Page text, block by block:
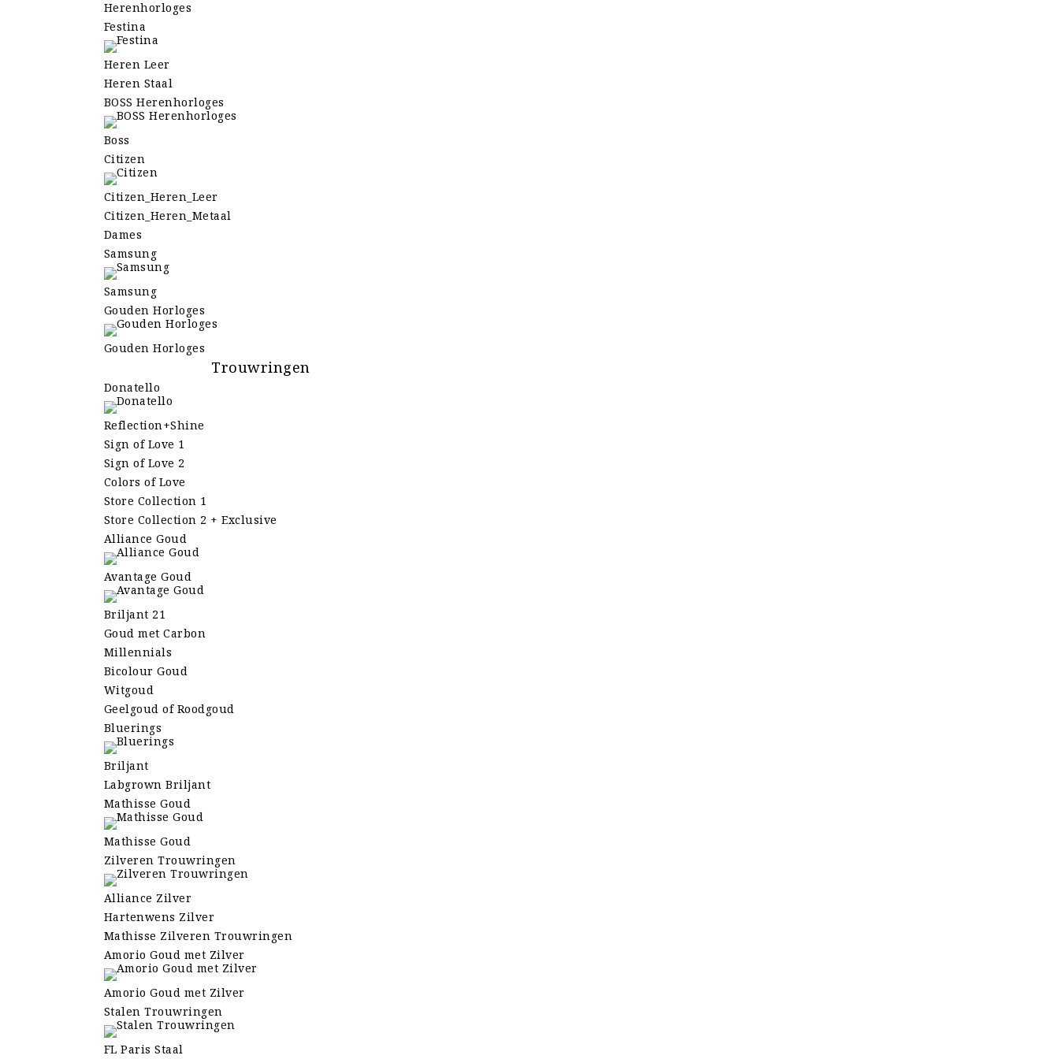
Herenhorloges
Festina
Heren Leer
Heren Staal
BOSS Herenhorloges
Boss
Citizen
Citizen_Heren_Leer
Citizen_Heren_Metaal
Dames
Samsung
Samsung
Gouden Horloges
Gouden Horloges
Trouwringen
Donatello
Reflection+Shine
Sign of Love 1
Sign of Love 2
Colors of Love
Store Collection 1
Store Collection 2 + Exclusive
Alliance Goud
Avantage Goud
Briljant 21
Goud met Carbon
Millennials
Bicolour Goud
Witgoud
Geelgoud of Roodgoud
Bluerings
Briljant
Labgrown Briljant
Mathisse Goud
Mathisse Goud
Zilveren Trouwringen
Alliance Zilver
Hartenwens Zilver
Mathisse Zilveren Trouwringen
Amorio Goud met Zilver
Amorio Goud met Zilver
Stalen Trouwringen
FL Paris Staal